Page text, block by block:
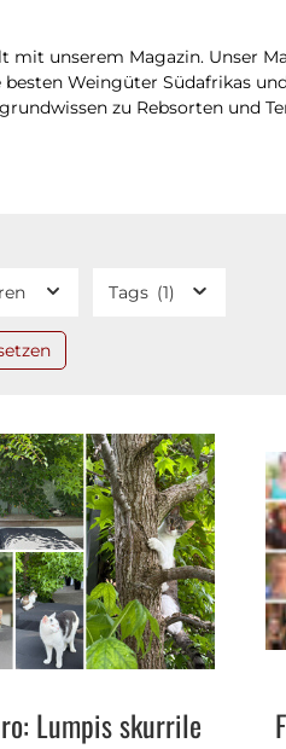
mit unserem Magazin. Unser
Weingüter Südafrikas
zu Rebsorten und
Tags (1)
Lumpis skurrile